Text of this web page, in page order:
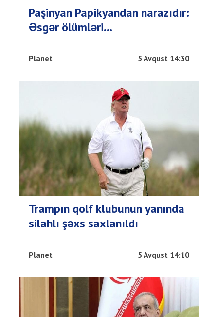
Paşinyan Papikyandan narazıdır:
Əsgər ölümləri...
Planet 5 Avqust 14:30
Trampın qolf klubunun yanında
silahlı şəxs saxlanıldı
Planet 5 Avqust 14:10